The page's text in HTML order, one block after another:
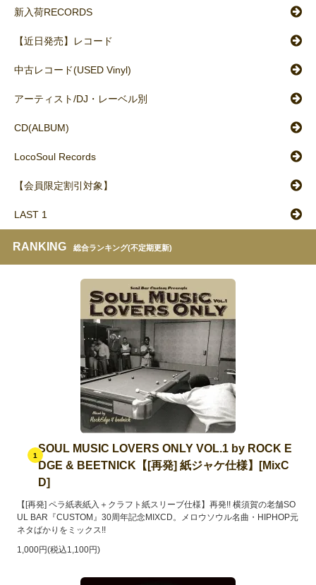
新入荷RECORDS
【近日発売】レコード
中古レコード(USED Vinyl)
アーティスト/DJ・レーベル別
CD(ALBUM)
LocoSoul Records
【会員限定割引対象】
LAST 1
RANKING 総合ランキング(不定期更新)
1
SOUL MUSIC LOVERS ONLY VOL.1 by ROCK E
DGE & BEETNICK【[再発] 紙ジャケ仕様】[MixC
D]
【[再発] ペラ紙表紙入＋クラフト紙スリーブ仕様】再発!! 横須賀の老舗SO
UL BAR『CUSTOM』30周年記念MIXCD。メロウソウル名曲・HIPHOP元
ネタばかりをミックス!!
1,000円(税込1,100円)